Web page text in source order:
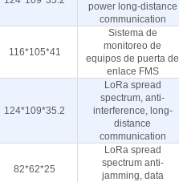
power long-distance
communication
116*105*41
Sistema de
monitoreo de
equipos de puerta de
enlace FMS
124*109*35.2
LoRa spread
spectrum, anti-
interference, long-
distance
communication
82*62*25
LoRa spread
spectrum anti-
jamming, data